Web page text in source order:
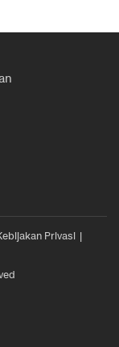
Privasi